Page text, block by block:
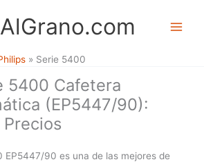
» Serie 5400
5400 Cafetera
(EP5447/90):
EP5447/90 es una de las mejores de